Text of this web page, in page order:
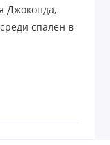
Джоконда,
спален в